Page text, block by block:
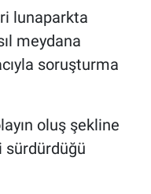
lunaparkta
meydana
soruşturma
oluş şekline
sürdürdüğü